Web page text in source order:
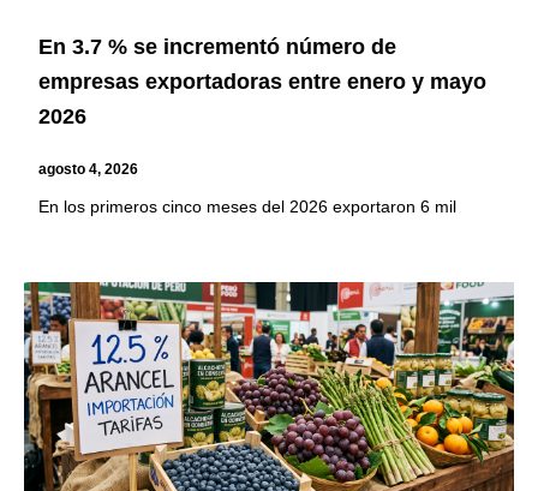
En 3.7 % se incrementó número de
empresas exportadoras entre enero y mayo
2026
agosto 4, 2026
En los primeros cinco meses del 2026 exportaron 6 mil